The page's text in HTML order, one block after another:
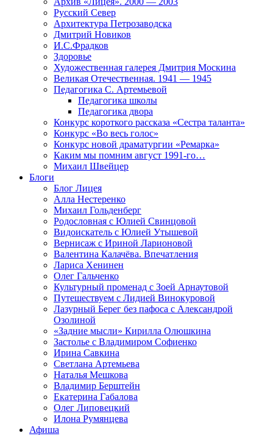
Русский Север
Архитектура Петрозаводска
Дмитрий Новиков
И.С.Фрадков
Здоровье
Художественная галерея Дмитрия Москина
Великая Отечественная. 1941 — 1945
Педагогика С. Артемьевой
Педагогика школы
Педагогика двора
Конкурс короткого рассказа «Сестра таланта»
Конкурс «Во весь голос»
Конкурс новой драматургии «Ремарка»
Каким мы помним август 1991-го…
Михаил Швейцер
Блоги
Блог Лицея
Алла Нестеренко
Михаил Гольденберг
Родословная с Юлией Свинцовой
Видоискатель с Юлией Утышевой
Вернисаж с Ириной Ларионовой
Валентина Калачёва. Впечатления
Лариса Хенинен
Олег Гальченко
Культурный променад с Зоей Арнаутовой
Путешествуем с Лидией Винокуровой
Лазурный Берег без пафоса с Александрой
Озолиной
«Задние мысли» Кирилла Олюшкина
Застолье с Владимиром Софиенко
Ирина Савкина
Светлана Артемьева
Наталья Мешкова
Владимир Берштейн
Екатерина Габалова
Олег Липовецкий
Илона Румянцева
Афиша